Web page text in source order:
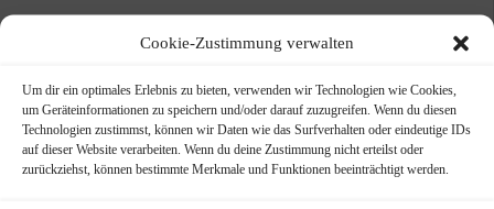
Cookie-Zustimmung verwalten
Um dir ein optimales Erlebnis zu bieten, verwenden wir Technologien wie Cookies,
um Geräteinformationen zu speichern und/oder darauf zuzugreifen. Wenn du diesen
Technologien zustimmst, können wir Daten wie das Surfverhalten oder eindeutige IDs
auf dieser Website verarbeiten. Wenn du deine Zustimmung nicht erteilst oder
zurückziehst, können bestimmte Merkmale und Funktionen beeinträchtigt werden.